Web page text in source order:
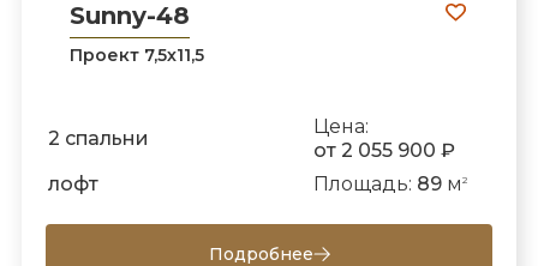
Sunny-48
Проект 7,5х11,5
2 спальни
Цена:
от 2 055 900 ₽
лофт
Площадь: 89м 2
Подробнее